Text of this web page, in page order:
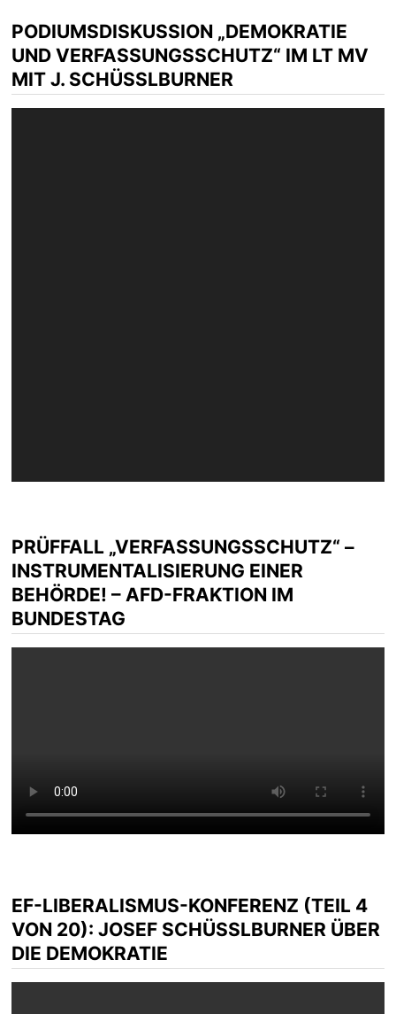
PODIUMSDISKUSSION „DEMOKRATIE
UND VERFASSUNGSSCHUTZ“ IM LT MV
MIT J. SCHÜSSLBURNER
PRÜFFALL „VERFASSUNGSSCHUTZ“ –
INSTRUMENTALISIERUNG EINER
BEHÖRDE! – AFD-FRAKTION IM
BUNDESTAG
EF-LIBERALISMUS-KONFERENZ (TEIL 4
VON 20): JOSEF SCHÜSSLBURNER ÜBER D
IE DEMOKRATIE